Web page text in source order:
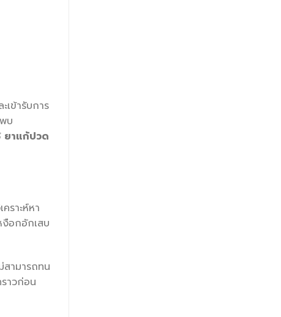
ข้ารับการ
บ
ยาแก้ปวด
ราะห์หา
อกอักเสบ
สามารถทน
าวก่อน